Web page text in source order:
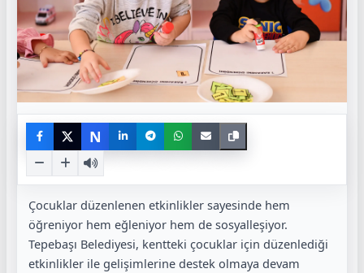
N
Çocuklar düzenlenen etkinlikler sayesinde hem
öğreniyor hem eğleniyor hem de sosyalleşiyor.
Tepebaşı Belediyesi, kentteki çocuklar için düzenlediği
etkinlikler ile gelişimlerine destek olmaya devam